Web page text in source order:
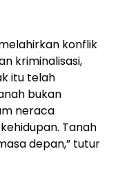
konflik
kriminalisasi,
itu telah
bukan
neraca
Tanah
depan,” tutur